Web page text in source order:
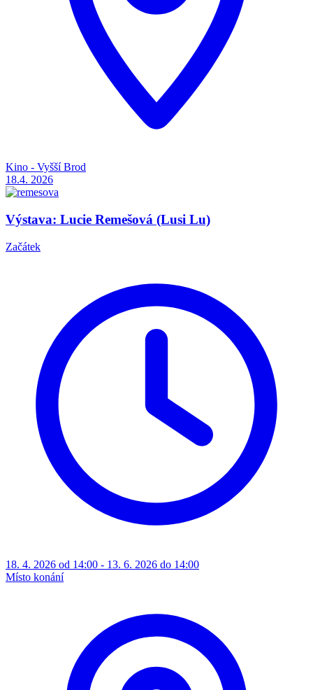
Kino - Vyšší Brod
18.4. 2026
Výstava: Lucie Remešová (Lusi Lu)
Začátek
18. 4. 2026 od 14:00 - 13. 6. 2026 do 14:00
Místo konání